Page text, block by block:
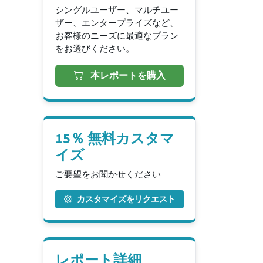
シングルユーザー、マルチユー
ザー、エンタープライズなど、
お客様のニーズに最適なプラン
をお選びください。
本レポートを購入
15％ 無料カスタマ
イズ
ご要望をお聞かせください
カスタマイズをリクエスト